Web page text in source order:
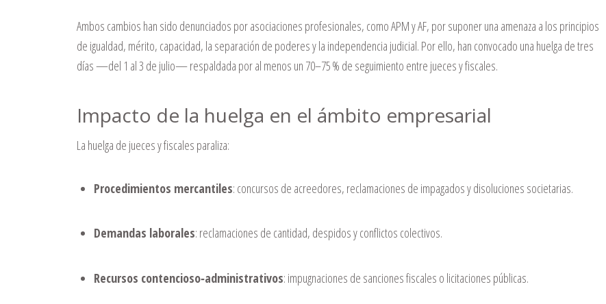
Ambos cambios han sido denunciados por asociaciones profesionales, como APM y AF, por suponer una amenaza a los principios
de igualdad, mérito, capacidad, la separación de poderes y la independencia judicial. Por ello, han convocado una huelga de tres
días —del 1 al 3 de julio— respaldada por al menos un 70–75 % de seguimiento entre jueces y fiscales.
Impacto de la huelga en el ámbito empresarial
La huelga de jueces y fiscales paraliza:
Procedimientos mercantiles: concursos de acreedores, reclamaciones de impagados y disoluciones societarias.
Demandas laborales: reclamaciones de cantidad, despidos y conflictos colectivos.
Recursos contencioso‐administrativos: impugnaciones de sanciones fiscales o licitaciones públicas.